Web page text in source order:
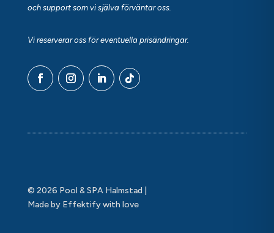
och support som vi själva förväntar oss.
Vi reserverar oss för eventuella prisändringar.
© 2026 Pool & SPA Halmstad |
Made by Effektify with love